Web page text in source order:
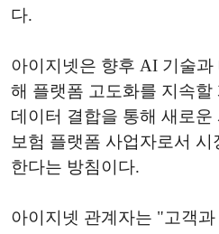
다.
아이지넷은 향후 AI 기술
해 플랫폼 고도화를 지속
데이터 결합을 통해 새로운
보험 플랫폼 사업자로서
한다는 방침이다.
아이지넷 관계자는 "고객